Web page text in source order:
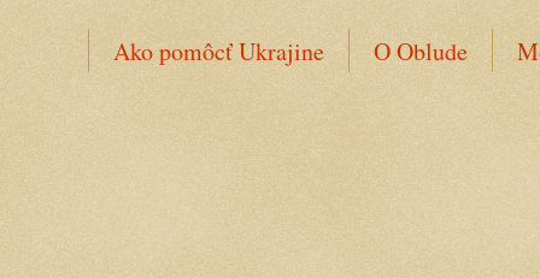
Ako pomôcť Ukrajine O Oblude